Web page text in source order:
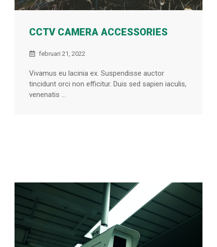
CCTV CAMERA ACCESSORIES
februari 21, 2022
Vivamus eu lacinia ex. Suspendisse auctor
tincidunt orci non efficitur. Duis sed sapien iaculis,
venenatis ...